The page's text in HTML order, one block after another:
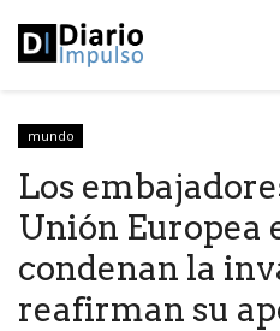
mundo
Los
Unión Europea
condenan la
reafirman su